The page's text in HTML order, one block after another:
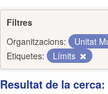
Filtres
Organitzacions:
Unitat
Etiquetes:
Límits
Resultat de la